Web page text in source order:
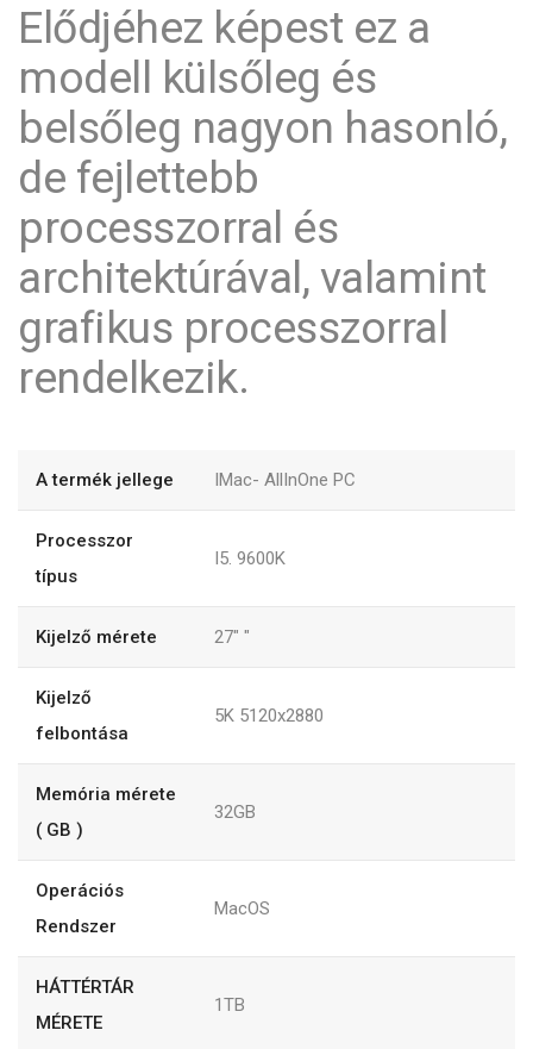
Elődjéhez képest ez a
modell külsőleg és
belsőleg nagyon hasonló,
de fejlettebb
processzorral és
architektúrával, valamint
grafikus processzorral
rendelkezik.
A termék jellege IMac- AllInOne PC
Processzor
típus
I5. 9600K
Kijelző mérete 27" "
Kijelző
felbontása
5K 5120x2880
Memória mérete
( GB )
32GB
Operációs
Rendszer
MacOS
HÁTTÉRTÁR
MÉRETE
1TB